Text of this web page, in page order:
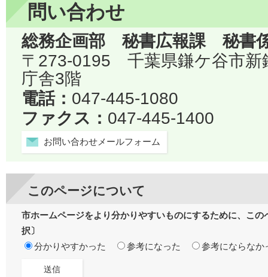
問い合わせ
総務企画部 秘書広報課 秘書
〒273-0195 千葉県鎌ケ谷市
庁舎3階
電話： 047-445-1080
ファクス： 047-445-1400
お問い合わせメールフォーム
このページについて
市ホームページをより分かりやすいものにするために、こ
択〕
分かりやすかった
参考になった 参考にならなか